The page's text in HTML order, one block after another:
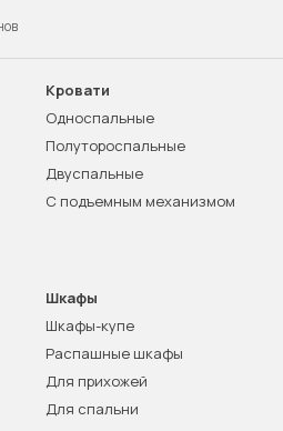
Кровати
Односпальные
Полутороспальные
Двуспальные
С подъемным механизмом
Шкафы
Шкафы-купе
Распашные шкафы
Для прихожей
Для спальни